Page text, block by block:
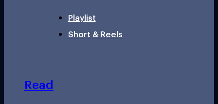
Playlist
Short & Reels
Read